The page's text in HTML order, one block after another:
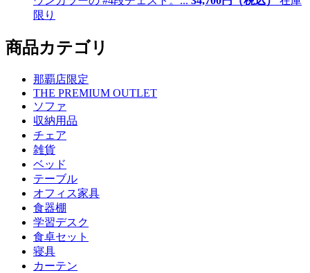
限り
商品カテゴリ
那覇店限定
THE PREMIUM OUTLET
ソファ
収納用品
チェア
雑貨
ベッド
テーブル
オフィス家具
食器棚
学習デスク
食卓セット
寝具
カーテン